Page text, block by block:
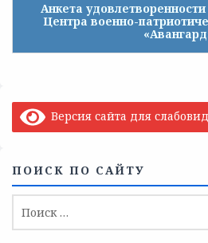
Анкета
Центра военно-
Версия сайта для
ПОИСК ПО САЙТУ